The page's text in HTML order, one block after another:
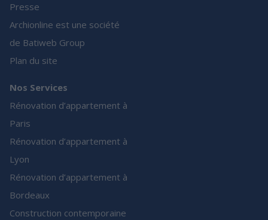
Presse
Archionline est une société
de Batiweb Group
Plan du site
Nos Services
Rénovation d’appartement à
Paris
Rénovation d’appartement à
Lyon
Rénovation d’appartement à
Bordeaux
Construction contemporaine